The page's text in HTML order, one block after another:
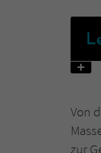
Von
zur